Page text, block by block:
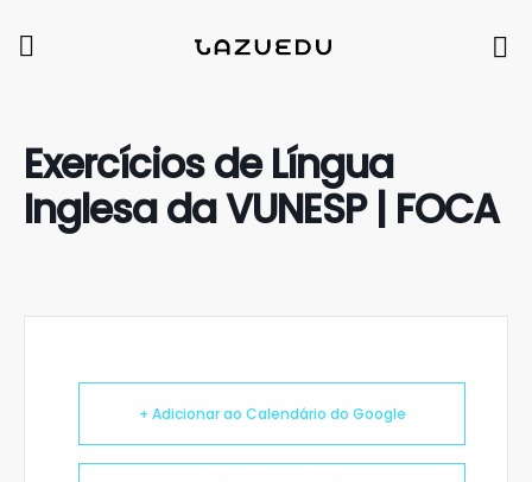
Exercícios de Língua
Inglesa da VUNESP | FOCA
+ Adicionar ao Calendário do Google